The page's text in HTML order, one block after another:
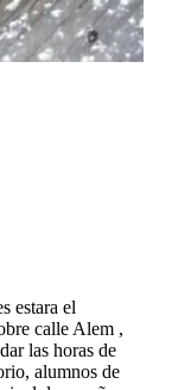
estara el
calle Alem ,
las horas de
alumnos de